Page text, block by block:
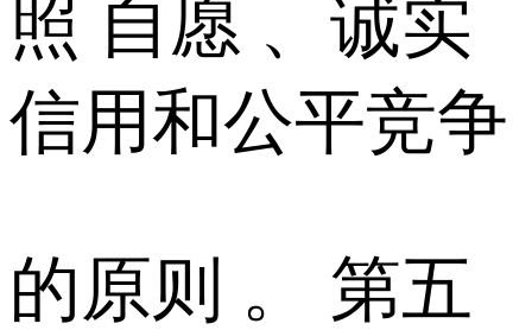
照 自愿 、诚实
信用和公平竞争
的原则 。 第五